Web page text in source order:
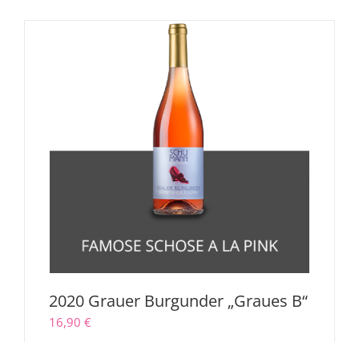
2020 Grauer Burgunder „Graues B“
16,90 €